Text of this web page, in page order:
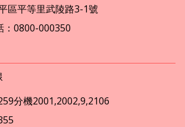
區平等里武陵路3-1號
：0800-000350
分機2001,2002,9,2106